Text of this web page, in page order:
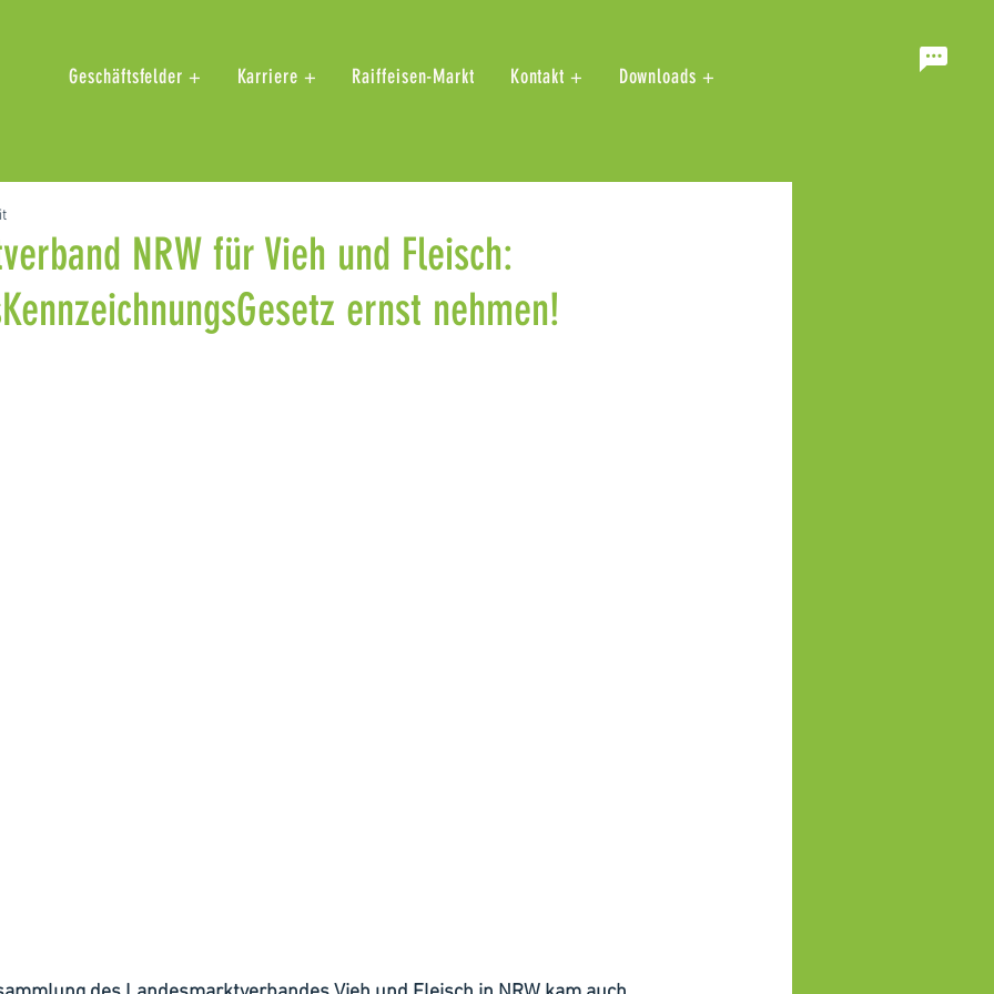
Geschäftsfelder + Karriere + Raiffeisen-Markt Kontakt + Downloads +
NRW für Vieh und Fleisch:
ernst nehmen!